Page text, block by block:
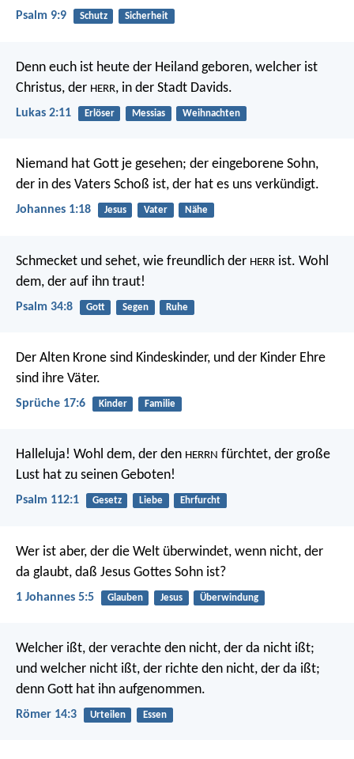
Psalm 9:9 Schutz Sicherheit
Denn euch ist heute der Heiland geboren, welcher ist
Christus, der HERR, in der Stadt Davids.
Lukas 2:11 Erlöser Messias Weihnachten
Niemand hat Gott je gesehen; der eingeborene Sohn,
der in des Vaters Schoß ist, der hat es uns verkündigt.
Johannes 1:18 Jesus Vater Nähe
Schmecket und sehet, wie freundlich der HERR ist. Wohl
dem, der auf ihn traut!
Psalm 34:8 Gott Segen Ruhe
Der Alten Krone sind Kindeskinder, und der Kinder Ehre
sind ihre Väter.
Sprüche 17:6 Kinder Familie
Halleluja! Wohl dem, der den HERRN fürchtet, der große
Lust hat zu seinen Geboten!
Psalm 112:1 Gesetz Liebe Ehrfurcht
Wer ist aber, der die Welt überwindet, wenn nicht, der
da glaubt, daß Jesus Gottes Sohn ist?
1 Johannes 5:5 Glauben Jesus Überwindung
Welcher ißt, der verachte den nicht, der da nicht ißt;
und welcher nicht ißt, der richte den nicht, der da ißt;
denn Gott hat ihn aufgenommen.
Römer 14:3 Urteilen Essen